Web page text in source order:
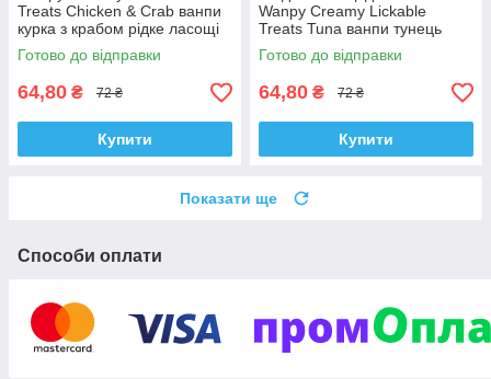
Treats Chicken & Crab ванпи
курка з крабом рідке ласощі
для котів
Готово до відправки
64,80 ₴ 72 ₴
Купити
Wanpy Creamy Lickable
Treats Tuna ванпи тунець
Готово до відправки
64,80 ₴ 72 ₴
Купити
Показати ще
Способи оплати